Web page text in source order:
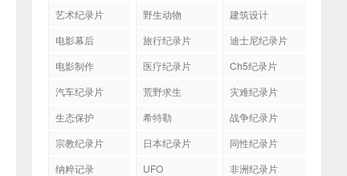
艺术纪录片
野生动物
建筑设计
电影幕后
旅行纪录片
迪士尼纪录片
电影制作
医疗纪录片
Ch5纪录片
汽车纪录片
荒野求生
灾难纪录片
生态保护
希特勒
战争纪录片
宗教纪录片
日本纪录片
同性纪录片
纳粹记录
UFO
非洲纪录片